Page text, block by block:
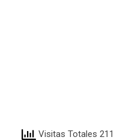
Visitas Totales 211